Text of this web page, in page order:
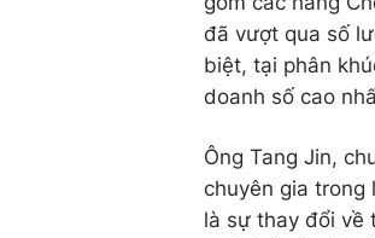
đã vượt qua số
biệt, tại phân
doanh số cao
Ông Tang Jin,
chuyên gia trong
là sự thay đổi về